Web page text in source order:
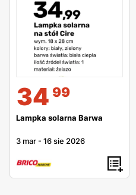
34 99
Lampka solarna Barwa
3 mar -16 sie 2026